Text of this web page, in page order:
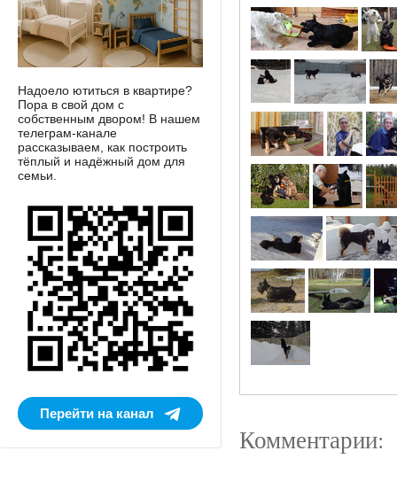
Комментарии:
Надоело ютиться в квартире?
Пора в свой дом с
собственным двором! В нашем
телеграм-канале
рассказываем, как построить
тёплый и надёжный дом для
семьи.
Перейти на канал